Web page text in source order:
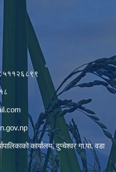
कार्यालय, दुप्चेश्वर गा.पा. वडा